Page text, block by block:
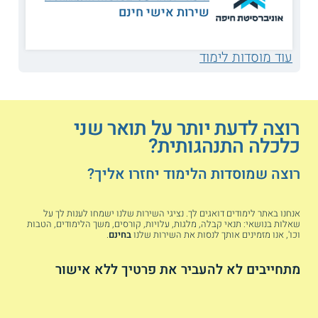
מסלול זה מיועד לבעלי רקע אקדמי ומקצועי קודם בתחומי
מתאים למעוניינים להשתלב במחקר כלכלי בארגונים ובחברות
במשק, במוסדות פיננסיים ובאקדמיה.
התיאורטי שלהם בתחום הכלכלה ומתמקדים בהיבטים
התנהגותיים ופסיכולוגיים שלו. הם נחשפים לגישות מחקריות
מתקדמות וחדשניות ובוחנים סוגיות בתורת המשחקים, בהתנהגות
בהמשך הם דנים בגורמים קוגניטיביים, חברתיים ורגשיים
מחפשים לחדש בעולם הכלכלי? קראו גם על
תואר שני בכלכלה יישומית
שירות אישי חינם
עוד מוסדות לימוד
רוצה לדעת יותר על תואר שני
כלכלה התנהגותית?
רוצה שמוסדות הלימוד יחזרו אליך?
אנחנו באתר לימודים דואגים לך. נציגי השירות שלנו ישמחו לענות לך על
שאלות בנושאי: תנאי קבלה, מלגות, עלויות, קורסים, משך הלימודים, הטבות
וכו', אנו מזמינים אותך לנסות את השירות שלנובחינם.
מתחייבים לא להעביר את פרטיך ללא אישור